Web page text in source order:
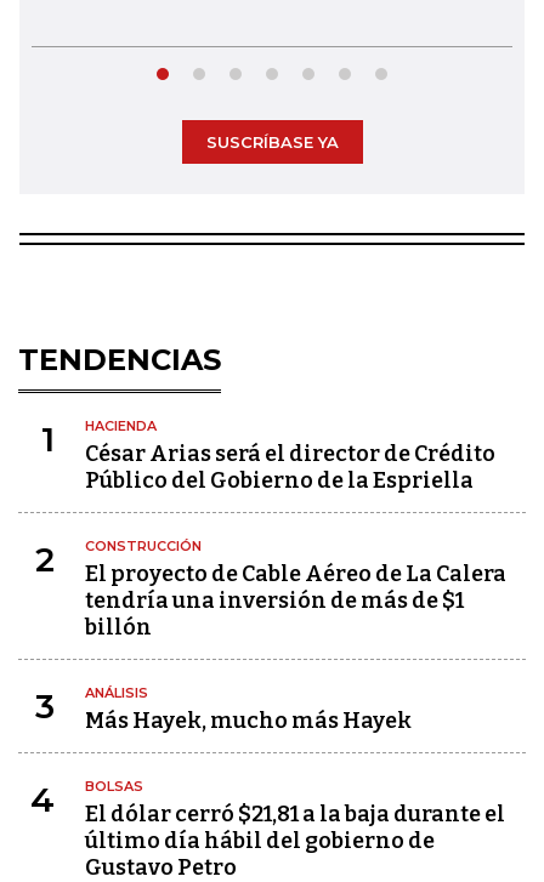
SUSCRÍBASE YA
TENDENCIAS
1 HACIENDA
César Arias será el director de Crédito
Público del Gobierno de la Espriella
2 CONSTRUCCIÓN
El proyecto de Cable Aéreo de La Calera
tendría una inversión de más de $1
billón
3 ANÁLISIS
Más Hayek, mucho más Hayek
4 BOLSAS
El dólar cerró $21,81 a la baja durante el
último día hábil del gobierno de
Gustavo Petro